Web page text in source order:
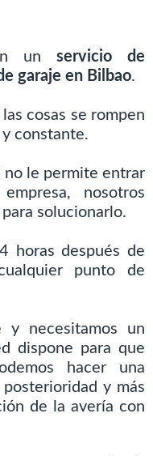
un servicio de
garaje en Bilbao.
cosas se rompen
constante.
no le permite entrar
nosotros
solucionarlo.
horas después de
punto de
necesitamos un
dispone para que
hacer una
y más
de la avería con